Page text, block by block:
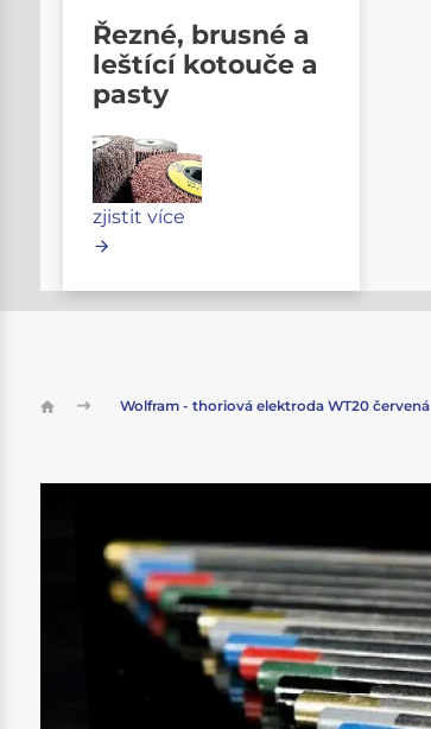
Řezné, brusné a
leštící kotouče a
pasty
zjistit více
Wolfram - thoriová elektroda WT20 červená